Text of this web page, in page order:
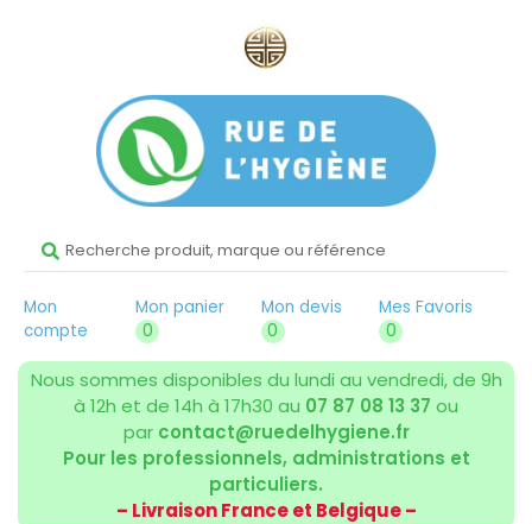
Mon
compte
Mon panier
0
Mon devis
0
Mes Favoris
0
Nous sommes disponibles du lundi au vendredi, de 9h
à 12h et de 14h à 17h30 au 07 87 08 13 37 ou
par contact@ruedelhygiene.fr
Pour les professionnels, administrations et
particuliers.
– Livraison France et Belgique –